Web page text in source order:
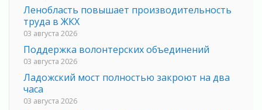
Ленобласть повышает производительность
труда в ЖКХ
03 августа 2026
Поддержка волонтерских объединений
03 августа 2026
Ладожский мост полностью закроют на два
часа
03 августа 2026